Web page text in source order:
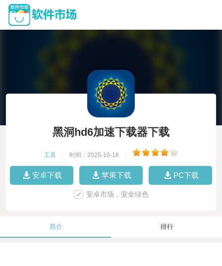
黑洞hd6加速下载器下载
工具 时间：2025-10-18
安卓下载 苹果下载 PC下载
安卓市场，安全绿色
简介 排行